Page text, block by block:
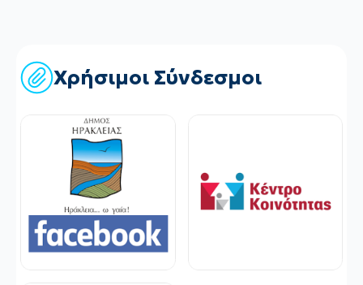
Χρήσιμοι Σύνδεσμοι